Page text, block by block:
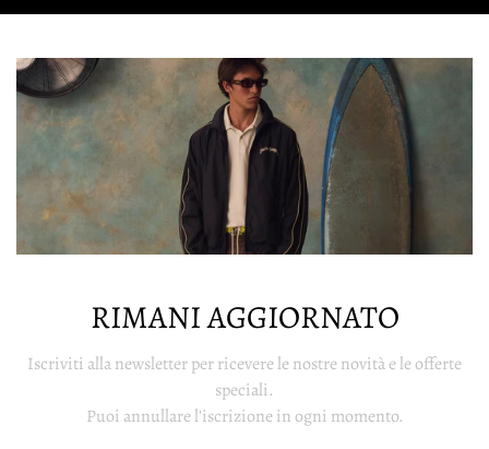
RIMANI AGGIORNATO
Iscriviti alla newsletter per ricevere le nostre novità e le offerte
speciali.
Puoi annullare l'iscrizione in ogni momento.